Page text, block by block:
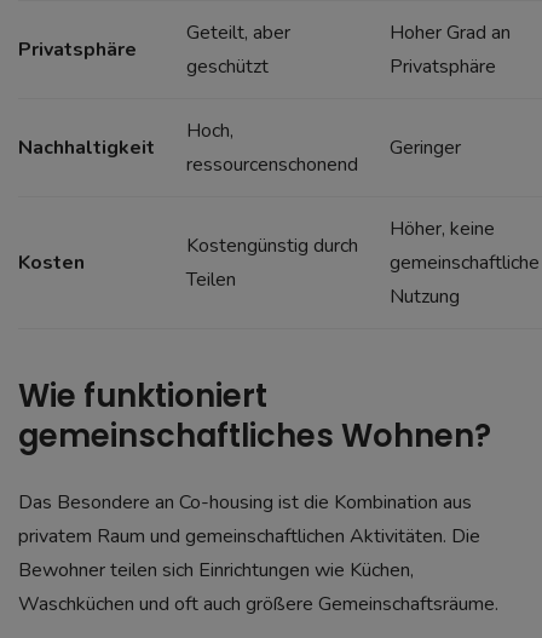
Privatsphäre
Geteilt, aber
geschützt
Hoher Grad an
Privatsphäre
Nachhaltigkeit
Hoch,
ressourcenschonend
Geringer
Kosten
Kostengünstig durch
Teilen
Höher, keine
gemeinschaftliche
Nutzung
Wie funktioniert
gemeinschaftliches Wohnen?
Das Besondere an Co-housing ist die Kombination aus
privatem Raum und gemeinschaftlichen Aktivitäten. Die
Bewohner teilen sich Einrichtungen wie Küchen,
Waschküchen und oft auch größere Gemeinschaftsräume.